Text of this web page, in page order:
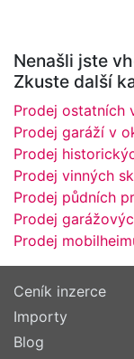
Nenašli jste
Zkuste další
Prodej ostatních
Prodej garáží v
Prodej
Prodej vinných
Prodej půdních
Prodej
Prodej
Ceník inzerce
Importy
Blog